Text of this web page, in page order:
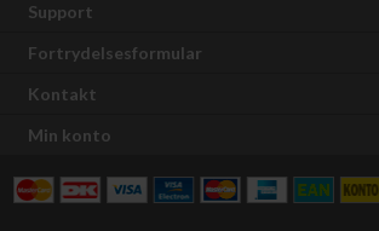
Support
Fortrydelsesformular
Kontakt
Min konto